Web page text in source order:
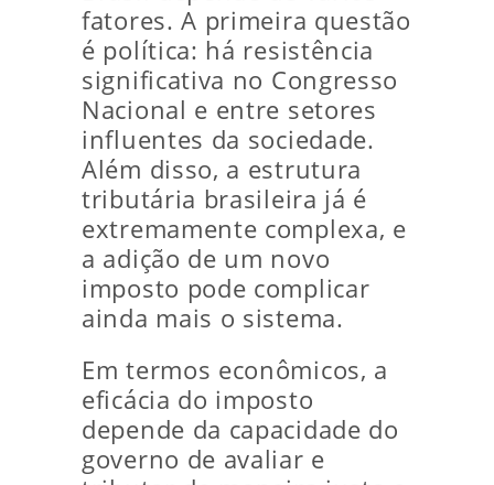
fatores. A primeira questão
é política: há resistência
significativa no Congresso
Nacional e entre setores
influentes da sociedade.
Além disso, a estrutura
tributária brasileira já é
extremamente complexa, e
a adição de um novo
imposto pode complicar
ainda mais o sistema.
Em termos econômicos, a
eficácia do imposto
depende da capacidade do
governo de avaliar e